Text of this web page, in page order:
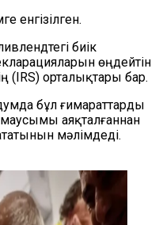
енгізілген.
биік
өңдейтін
(IRS) орталықтары бар.
бұл ғимараттарды
аяқталғаннан
мәлімдеді.